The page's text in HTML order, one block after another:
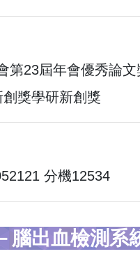
第23屆年會優秀論文
獎學研新創獎
分機12534
腦出血檢測